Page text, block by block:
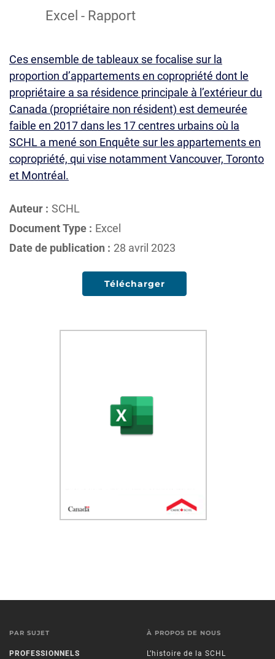
Excel - Rapport
Ces ensemble de tableaux se focalise sur la
proportion d’appartements en copropriété dont le
propriétaire a sa résidence principale à l’extérieur du
Canada (propriétaire non résident) est demeurée
faible en 2017 dans les 17 centres urbains où la
SCHL a mené son Enquête sur les appartements en
copropriété, qui vise notamment Vancouver, Toronto
et Montréal.
Auteur : SCHL
Document Type : Excel
Date de publication : 28 avril 2023
Télécharger
PAR SUJET
PROFESSIONNELS
À PROPOS DE NOUS
L’histoire de la SCHL